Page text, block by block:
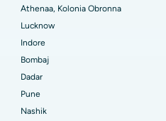
Bangalore
Road, Visakhapatnam
Road, Karimnagar
Athenaa, Kolonia Obronna
Lucknow
Indore
Bombaj
Dadar
Pune
Nashik